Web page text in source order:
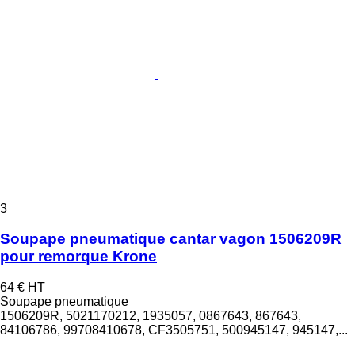
3
Soupape pneumatique cantar vagon 1506209R
pour remorque Krone
64 € HT
Soupape pneumatique
1506209R, 5021170212, 1935057, 0867643, 867643,
84106786, 99708410678, CF3505751, 500945147, 945147,...